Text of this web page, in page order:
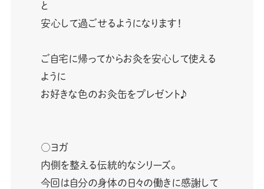
と⁡
安心して過ごせるようになります！⁡
ご自宅に帰ってからお灸を安心して使える
ように⁡
お好きな色のお灸缶をプレゼント♪
○ヨガ
内側を整える伝統的なシリーズ。⁡⁡
今回は自分の身体の日々の働きに感謝して⁡